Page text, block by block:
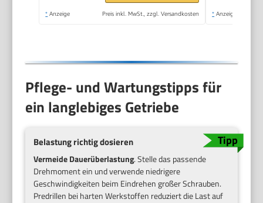
* Anzeige Preis inkl. MwSt., zzgl. Versandkosten * Anzeige
Pflege- und Wartungstipps für
ein langlebiges Getriebe
Belastung richtig dosieren
Vermeide Dauerüberlastung. Stelle das passende
Drehmoment ein und verwende niedrigere
Geschwindigkeiten beim Eindrehen großer Schrauben.
Predrillen bei harten Werkstoffen reduziert die Last auf